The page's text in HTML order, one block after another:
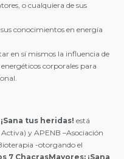
o cualquiera de sus
conocimientos en energía
en sí mismos la influencia de
corporales para
tus heridas! está
y APENB –Asociación
-otorgando el
7 ChacrasMayores: ¡Sana